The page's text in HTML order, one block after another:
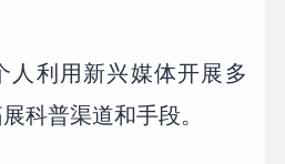
人利用新兴媒体开展多
科普渠道和手段。